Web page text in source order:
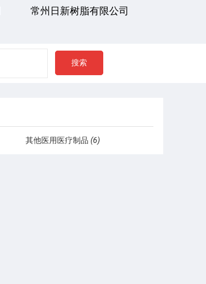
常州日新树脂有限公司
搜索
其他医用医疗制品 (6)